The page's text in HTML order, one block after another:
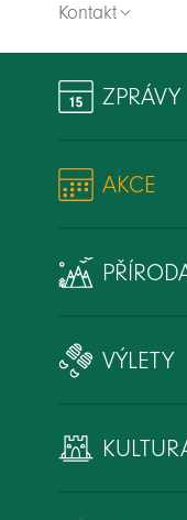
Kontakt
ZPRÁVY
AKCE
VÝLETY